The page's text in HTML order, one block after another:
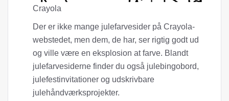
Crayola
Der er ikke mange julefarvesider på Crayola-
webstedet, men dem, de har, ser rigtig godt ud
og ville være en eksplosion at farve. Blandt
julefarvesiderne finder du også julebingobord,
julefestinvitationer og udskrivbare
julehåndværksprojekter.